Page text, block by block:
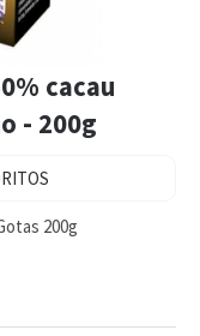
cacau
- 200g
200g